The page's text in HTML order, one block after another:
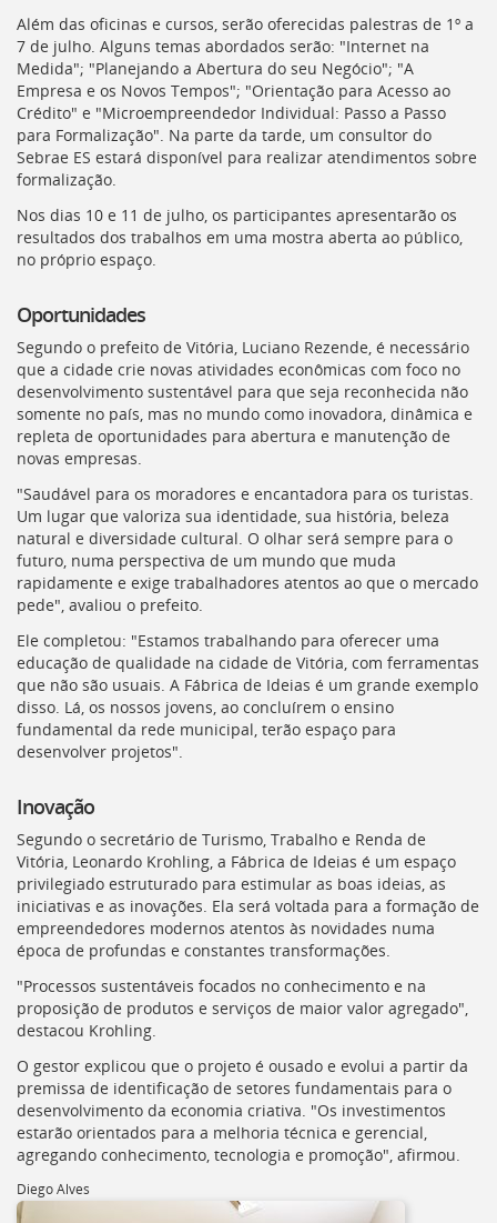
Além das oficinas e cursos, serão oferecidas palestras de 1º a
7 de julho. Alguns temas abordados serão: "Internet na
Medida"; "Planejando a Abertura do seu Negócio"; "A
Empresa e os Novos Tempos"; "Orientação para Acesso ao
Crédito" e "Microempreendedor Individual: Passo a Passo
para Formalização". Na parte da tarde, um consultor do
Sebrae ES estará disponível para realizar atendimentos sobre
formalização.
Nos dias 10 e 11 de julho, os participantes apresentarão os
resultados dos trabalhos em uma mostra aberta ao público,
no próprio espaço.
Oportunidades
Segundo o prefeito de Vitória, Luciano Rezende, é necessário
que a cidade crie novas atividades econômicas com foco no
desenvolvimento sustentável para que seja reconhecida não
somente no país, mas no mundo como inovadora, dinâmica e
repleta de oportunidades para abertura e manutenção de
novas empresas.
"Saudável para os moradores e encantadora para os turistas.
Um lugar que valoriza sua identidade, sua história, beleza
natural e diversidade cultural. O olhar será sempre para o
futuro, numa perspectiva de um mundo que muda
rapidamente e exige trabalhadores atentos ao que o mercado
pede", avaliou o prefeito.
Ele completou: "Estamos trabalhando para oferecer uma
educação de qualidade na cidade de Vitória, com ferramentas
que não são usuais. A Fábrica de Ideias é um grande exemplo
disso. Lá, os nossos jovens, ao concluírem o ensino
fundamental da rede municipal, terão espaço para
desenvolver projetos".
Inovação
Segundo o secretário de Turismo, Trabalho e Renda de
Vitória, Leonardo Krohling, a Fábrica de Ideias é um espaço
privilegiado estruturado para estimular as boas ideias, as
iniciativas e as inovações. Ela será voltada para a formação de
empreendedores modernos atentos às novidades numa
época de profundas e constantes transformações.
"Processos sustentáveis focados no conhecimento e na
proposição de produtos e serviços de maior valor agregado",
destacou Krohling.
O gestor explicou que o projeto é ousado e evolui a partir da
premissa de identificação de setores fundamentais para o
desenvolvimento da economia criativa. "Os investimentos
estarão orientados para a melhoria técnica e gerencial,
agregando conhecimento, tecnologia e promoção", afirmou.
Diego Alves